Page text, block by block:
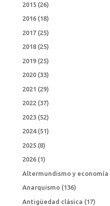
2015(26)
2016(18)
2017(25)
2018(25)
2019(25)
2020(33)
2021 (29)
2022(37)
2023(52)
2024(51)
2025(8)
2026(1)
Altermundismo y economía
Anarquismo(136)
Antigüedad clásica (17)